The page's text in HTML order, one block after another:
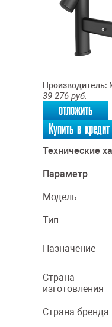
Производитель:
39 276 руб.
отложить
Купить в кредит
Технические
Параметр
Модель
Тип
Назначение
Страна
изготовления
Страна бренда